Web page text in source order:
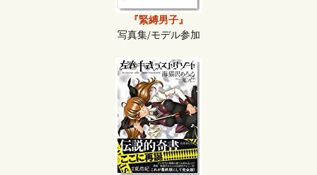
『緊縛男子』
写真集/モデル参加